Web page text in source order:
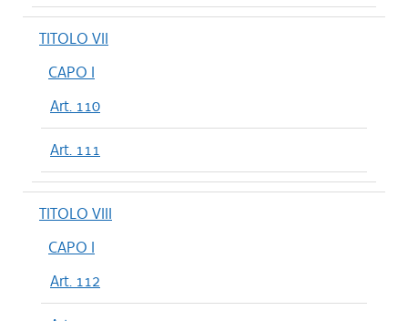
TITOLO VII
CAPO I
Art. 110
Art. 111
TITOLO VIII
CAPO I
Art. 112